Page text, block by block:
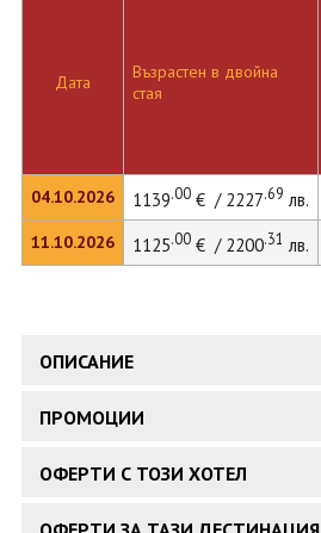
Дата
04.10.2026
11.10.2026
Възрастен в двойна
стая
1139.00€ / 2227.69 лв.
1125.00€ / 2200.31 лв.
ОПИСАНИЕ
ПРОМОЦИИ
ОФЕРТИ С ТОЗИ ХОТЕЛ